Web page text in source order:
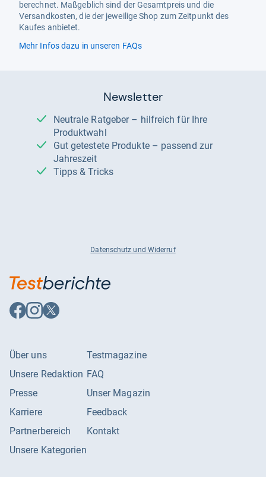
berechnet. Maßgeblich sind der Gesamtpreis und die
Versandkosten, die der jeweilige Shop zum Zeitpunkt des
Kaufes anbietet.
Mehr Infos dazu in unseren FAQs
Newsletter
Neutrale Ratgeber – hilfreich für Ihre
Produktwahl
Gut getestete Produkte – passend zur
Jahreszeit
Tipps & Tricks
Datenschutz und Widerruf
Auf
Facebook
Auf
Instagram
Auf
X
Über uns
Unsere Redaktion
Presse
Karriere
Partnerbereich
Unsere Kategorien
Testmagazine
FAQ
Unser Magazin
Feedback
Kontakt